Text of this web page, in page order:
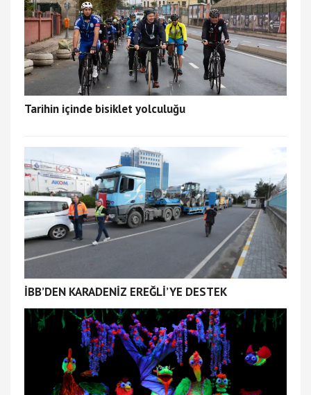
Tarihin içinde bisiklet yolculuğu
İBB’DEN KARADENİZ EREĞLİ’YE DESTEK